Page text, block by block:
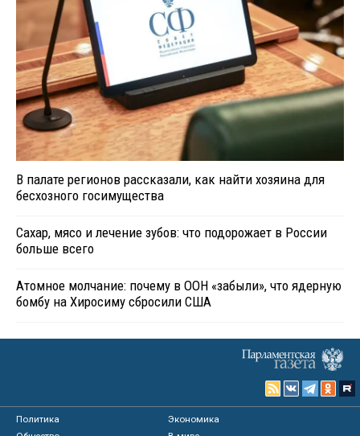
В палате регионов рассказали, как найти хозяина для
бесхозного госимущества
Сахар, мясо и лечение зубов: что подорожает в России
больше всего
Атомное молчание: почему в ООН «забыли», что ядерную
бомбу на Хиросиму сбросили США
Политика
Экономика